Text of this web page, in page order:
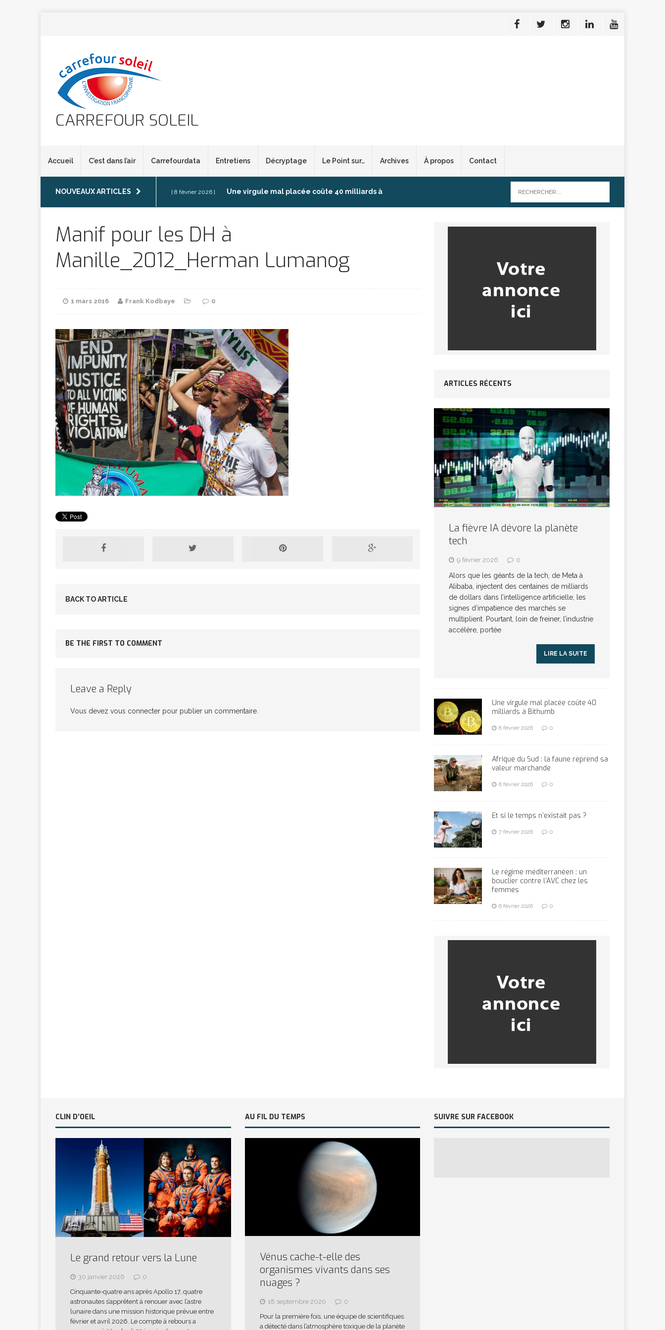
CARREFOUR SOLEIL
Accueil C’est dans l’air Carrefourdata Entretiens Décryptage Le Point sur… Archives À propos Contact
NOUVEAUX ARTICLES [ 8 février 2026 ] Une virgule mal placée coûte 40 milliards à
[ 8 février 2026 ] Afrique du Sud : la faune reprend sa valeur
[ 7 février 2026 ] Et si le temps n’existait pas ? ARTICLES RÉÇENTS
[ 6 février 2026 ] Le régime méditerranéen : un bouclier contre
l’AVC chez les femmes ARTICLES RÉÇENTS
[ 5 février 2026 ] Énergie solaire : l’Afrique passe de la pénurie à
l’ambition ARTICLES RÉÇENTS
[ 2 février 2026 ] Washington refuse de payer et met l’ONU en péril
financier
[ 9 février 2026 ] La fièvre IA dévore la planète tech
Manif pour les DH à
Manille_2012_Herman Lumanog
1 mars 2016 Frank Kodbaye 0
BACK TO ARTICLE
BE THE FIRST TO COMMENT
Leave a Reply
Vous devez vous connecter pour publier un commentaire.
ARTICLES RÉCENTS
La fièvre IA dévore la planète
tech
9 février 2026 0
Alors que les géants de la tech, de Meta à
Alibaba, injectent des centaines de milliards
de dollars dans l’intelligence artificielle, les
signes d’impatience des marchés se
multiplient. Pourtant, loin de freiner, l’industrie
accélère, portée
LIRE LA SUITE
Une virgule mal placée coûte 40
milliards à Bithumb
8 février 2026 0
Afrique du Sud : la faune reprend sa
valeur marchande
8 février 2026 0
Et si le temps n’existait pas ?
7 février 2026 0
Le régime méditerranéen : un
bouclier contre l’AVC chez les
femmes
6 février 2026 0
CLIN D’OEIL
Le grand retour vers la Lune
30 janvier 2026
0
Cinquante-quatre ans après Apollo 17, quatre
astronautes s’apprêtent à renouer avec l’astre
lunaire dans une mission historique prévue entre
février et avril 2026. Le compte à rebours a
AU FIL DU TEMPS
Vénus cache-t-elle des
organismes vivants dans ses
nuages ?
18 septembre 2020
0
Pour la première fois, une équipe de scientifiques
a détecté dans l’atmosphère toxique de la planète
SUIVRE SUR FACEBOOK